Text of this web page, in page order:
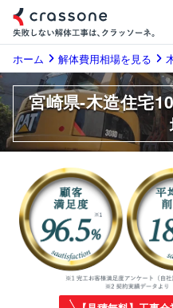
ホーム 解体費用相場を見る
宮崎県-木造住宅